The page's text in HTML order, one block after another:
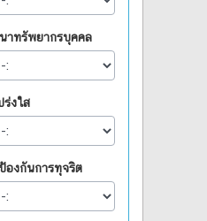
าทรัพยากรบุคคล
ร่งใส
องกันการทุจริต